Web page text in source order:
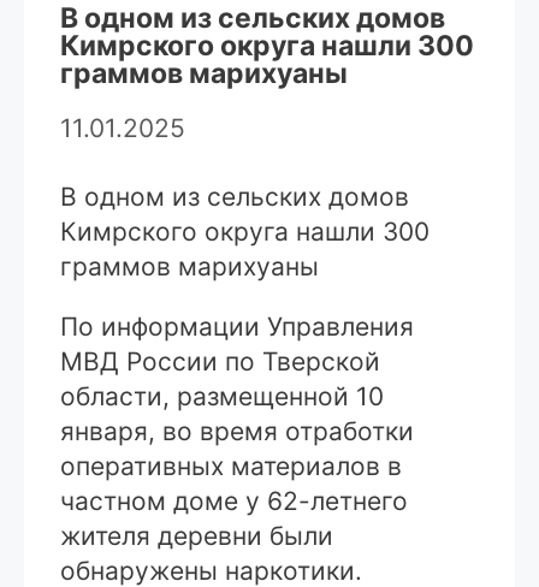
В одном из сельских домов
Кимрского округа нашли 300
граммов марихуаны
11.01.2025
В одном из сельских домов
Кимрского округа нашли 300
граммов марихуаны
По информации Управления
МВД России по Тверской
области, размещенной 10
января, во время отработки
оперативных материалов в
частном доме у 62-летнего
жителя деревни были
обнаружены наркотики.